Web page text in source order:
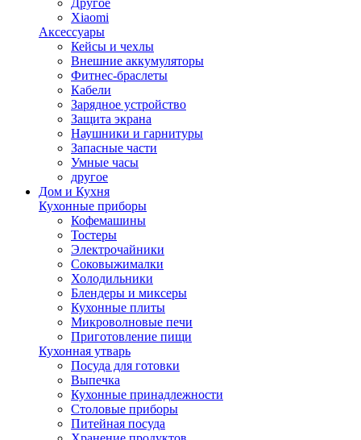
Другое
Xiaomi
Аксессуары
Кейсы и чехлы
Внешние аккумуляторы
Фитнес-браслеты
Кабели
Зарядное устройство
Защита экрана
Наушники и гарнитуры
Запасные части
Умные часы
другое
Дом и Кухня
Кухонные приборы
Кофемашины
Тостеры
Электрочайники
Соковыжималки
Холодильники
Блендеры и миксеры
Кухонные плиты
Микроволновые печи
Приготовление пищи
Кухонная утварь
Посуда для готовки
Выпечка
Кухонные принадлежности
Столовые приборы
Питейная посуда